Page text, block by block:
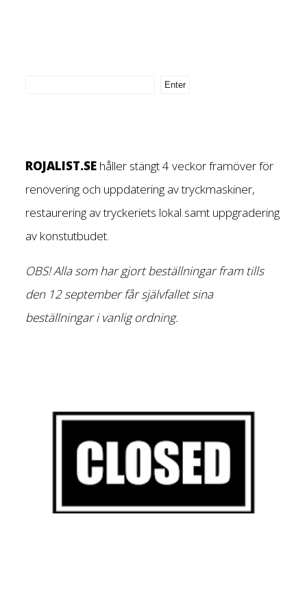
ROJALIST.SE håller stängt 4 veckor framöver för
renovering och uppdatering av tryckmaskiner,
restaurering av tryckeriets lokal samt uppgradering
av konstutbudet.
OBS! Alla som har gjort beställningar fram tills
den 12 september får självfallet sina
beställningar i vanlig ordning.